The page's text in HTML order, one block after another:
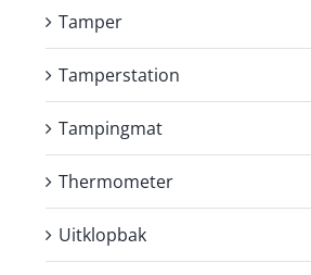
Tamper
Tamperstation
Tampingmat
Thermometer
Uitklopbak